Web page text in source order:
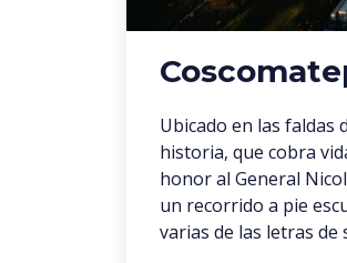
Ubicado en las faldas
historia, que cobra
honor al General
un recorrido a pie
varias de las letras de